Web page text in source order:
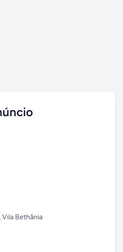
,Vila Bethânia